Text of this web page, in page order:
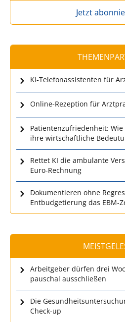
Jetzt
KI-Telefonassistenten für
Online-Rezeption für
Patientenzufriedenheit:
ihre wirtschaftliche
Rettet KI die ambulante
Euro-Rechnung
Dokumentieren ohne
Entbudgetierung das EBM-
Arbeitgeber dürfen drei
pauschal ausschließen
Die
Check-up